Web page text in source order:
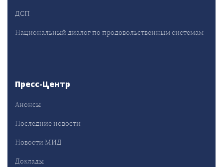
ДСП
Национальный диалог по продовольственным системам
Пресс-Центр
Анонсы
Последние новости
Новости МИД
Доклады